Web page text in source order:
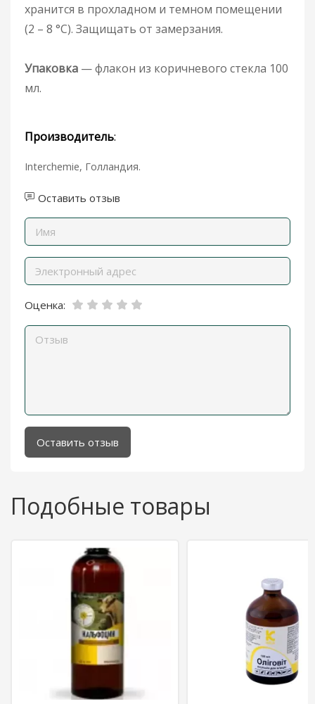
хранится в прохладном и темном помещении
(2 – 8 °C). Защищать от замерзания.
Упаковка — флакон из коричневого стекла 100
мл.
Производитель:
Interchemie, Голландия.
Оставить отзыв
Оценка:
Оставить отзыв
Подобные товары